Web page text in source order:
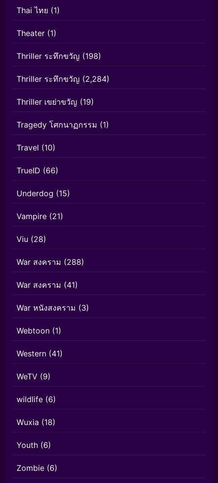
Thai ไทย (1)
Theater (1)
Thriller ระทึกขวัญ (198)
Thriller ระทึกขวัญ (2,284)
Thriller เขย่าขวัญ (19)
Tragedy โศกนาฏกรรม (1)
Travel (10)
TrueID (66)
Underdog (15)
Vampire (21)
Viu (28)
War สงคราม (288)
War สงคราม (41)
War หนังสงคราม (3)
Webtoon (1)
Western (41)
WeTV (9)
wildlife (6)
Wuxia (18)
Youth (6)
Zombie (6)